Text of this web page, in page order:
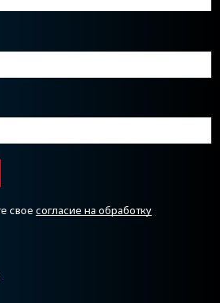
своесогласие на обработку